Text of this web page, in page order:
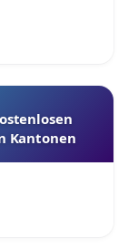
Kantonen